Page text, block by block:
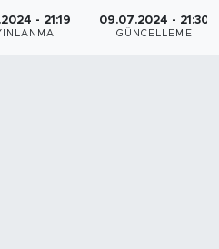
- 21:19 09.07.2024 - 21:30
GÜNCELLEME